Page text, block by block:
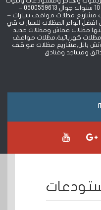
شعر وقرميد بالرياض خصم 15% ‏وضمان 10 سنوات جوال 0500559613 –
– تركيب مشاريع مظلات مواقف سيارات –
انواع المظلات للسيارات قي
منها مظلات قماش ومظلات حديد
كهربائية,مظلات مواقف
بانل,مشاريع مظلات مواقف
ومساجد وفنادق